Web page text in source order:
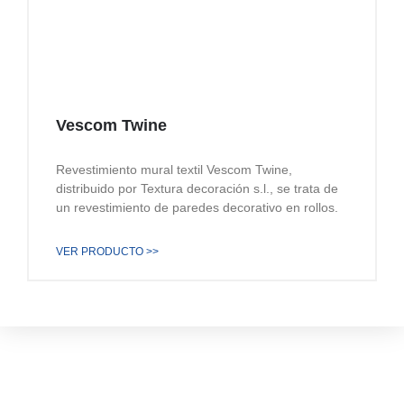
Vescom Twine
Revestimiento mural textil Vescom Twine,
distribuido por Textura decoración s.l., se trata de
un revestimiento de paredes decorativo en rollos.
VER PRODUCTO >>